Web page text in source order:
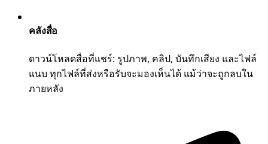
คลังสื่อ
ดาวน์โหลดสื่อที่แชร์: รูปภาพ, คลิป, บันทึกเสียง และไฟล์
แนบ ทุกไฟล์ที่ส่งหรือรับจะมองเห็นได้ แม้ว่าจะถูกลบใน
ภายหลัง